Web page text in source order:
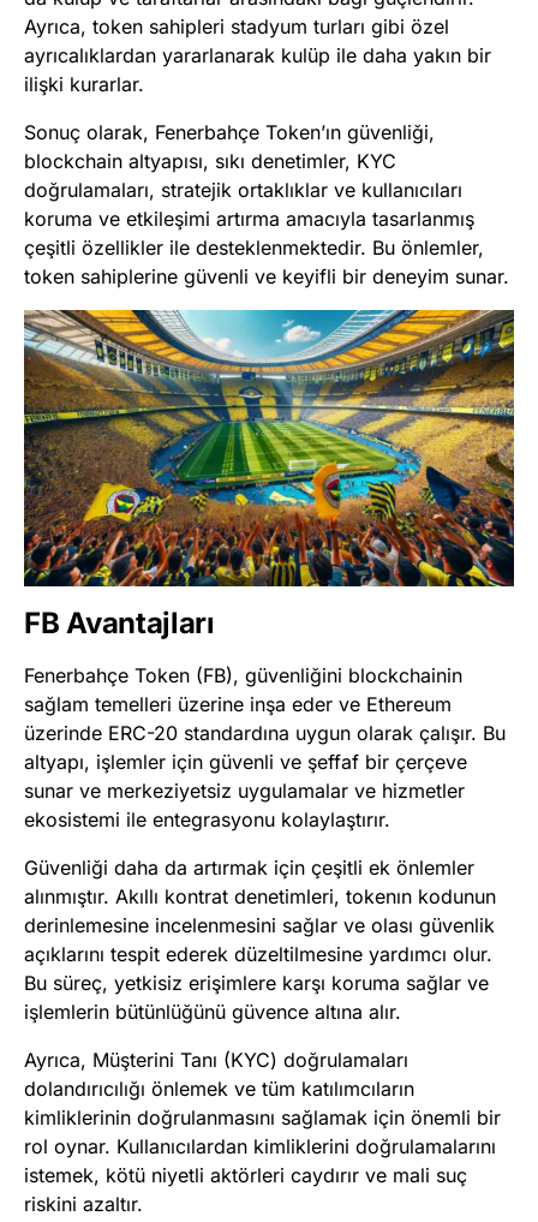
Ayrıca, token sahipleri stadyum turları gibi özel
ayrıcalıklardan yararlanarak kulüp ile daha yakın bir
ilişki kurarlar​​.
Sonuç olarak, Fenerbahçe Token’ın güvenliği,
blockchain altyapısı, sıkı denetimler, KYC
doğrulamaları, stratejik ortaklıklar ve kullanıcıları
koruma ve etkileşimi artırma amacıyla tasarlanmış
çeşitli özellikler ile desteklenmektedir. Bu önlemler,
token sahiplerine güvenli ve keyifli bir deneyim sunar.
FB Avantajları
Fenerbahçe Token (FB), güvenliğini blockchainin
sağlam temelleri üzerine inşa eder ve Ethereum
üzerinde ERC-20 standardına uygun olarak çalışır. Bu
altyapı, işlemler için güvenli ve şeffaf bir çerçeve
sunar ve merkeziyetsiz uygulamalar ve hizmetler
ekosistemi ile entegrasyonu kolaylaştırır​​.
Güvenliği daha da artırmak için çeşitli ek önlemler
alınmıştır. Akıllı kontrat denetimleri, tokenın kodunun
derinlemesine incelenmesini sağlar ve olası güvenlik
açıklarını tespit ederek düzeltilmesine yardımcı olur.
Bu süreç, yetkisiz erişimlere karşı koruma sağlar ve
işlemlerin bütünlüğünü güvence altına alır​​.
Ayrıca, Müşterini Tanı (KYC) doğrulamaları
dolandırıcılığı önlemek ve tüm katılımcıların
kimliklerinin doğrulanmasını sağlamak için önemli bir
rol oynar. Kullanıcılardan kimliklerini doğrulamalarını
istemek, kötü niyetli aktörleri caydırır ve mali suç
riskini azaltır​​.